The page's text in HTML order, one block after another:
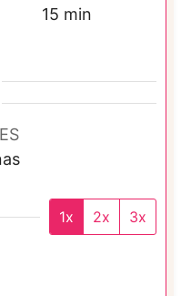
15 m
u
min
1x 2x 3x